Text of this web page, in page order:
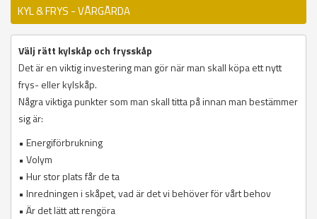
KYL & FRYS - VÅRGÅRDA
Välj rätt kylskåp och frysskåp
Det är en viktig investering man gör när man skall köpa ett nytt
frys- eller kylskåp.
Några viktiga punkter som man skall titta på innan man bestämmer
sig är:
• Energiförbrukning
• Volym
• Hur stor plats får de ta
• Inredningen i skåpet, vad är det vi behöver för vårt behov
• Är det lätt att rengöra